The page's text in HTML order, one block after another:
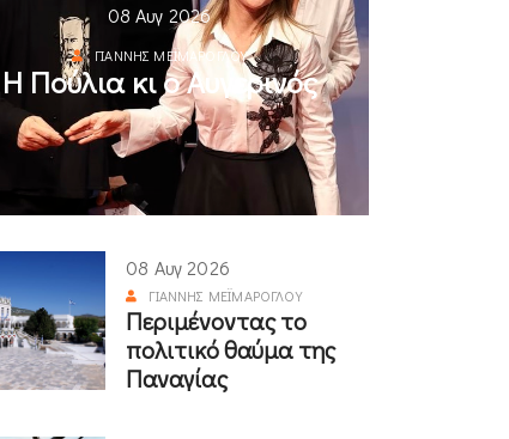
08 Αυγ 2026
ΓΙΆΝΝΗΣ ΜΕΪΜΆΡΟΓΛΟΥ
Η Πούλια κι ο Αυγερινός
08 Αυγ 2026
ΓΙΆΝΝΗΣ ΜΕΪΜΆΡΟΓΛΟΥ
Περιμένοντας το
πολιτικό θαύμα της
Παναγίας